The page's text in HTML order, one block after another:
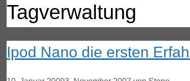
Tagverwaltung
Ipod Nano die ersten